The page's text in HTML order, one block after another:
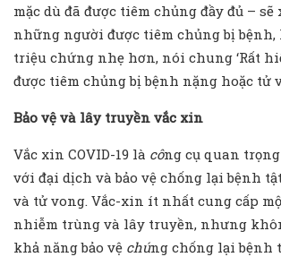
mặc dù đã được tiêm chủng đầy đủ – sẽ
những người được tiêm chủng bị bệnh,
triệu chứng nhẹ hơn, nói chung ‘Rất
được tiêm chủng bị bệnh nặng hoặc tử
Bảo vệ và lây truyền vắc xin
Vắc xin COVID-19 là công cụ quan
với đại dịch và bảo vệ chống lại bệnh
và tử vong. Vắc-xin ít nhất cung cấp
nhiễm trùng và lây truyền, nhưng
khả năng bảo vệ chúng chống lại bệnh